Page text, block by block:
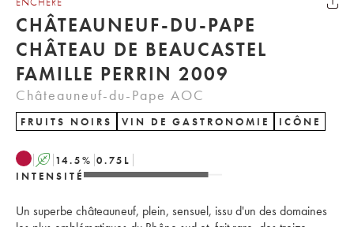
CHÂTEAUNEUF-DU-PAPE
CHÂTEAU DE BEAUCASTEL
FAMILLE PERRIN 2009
Châteauneuf-du-Pape AOC
FRUITS NOIRS VIN DE GASTRONOMIE ICÔNE
A 14.5% 0.75 L
INTENSITÉ
Un superbe châteauneuf, plein, sensuel, issu d'un des domaines